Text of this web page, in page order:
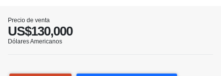
Precio de venta
US$130,000
Dólares Americanos